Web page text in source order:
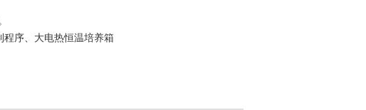
程序、大电热恒温培养箱